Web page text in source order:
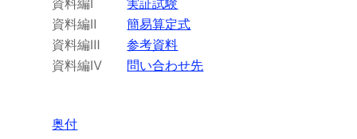
資料編Ⅰ
実証試験
資料編Ⅱ
簡易算定式
資料編Ⅲ
参考資料
資料編Ⅳ
問い合わせ先
奥付